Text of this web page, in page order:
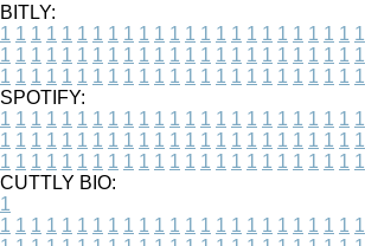
BITLY:
1 1 1 1 1 1 1 1 1 1 1 1 1 1 1 1 1 1 1 1 1 1 1 1
1 1 1 1 1 1 1 1 1 1 1 1 1 1 1 1 1 1 1 1 1 1 1 1
1 1 1 1 1 1 1 1 1 1 1 1 1 1 1 1 1 1 1 1 1 1 1 1
SPOTIFY:
1 1 1 1 1 1 1 1 1 1 1 1 1 1 1 1 1 1 1 1 1 1 1 1
1 1 1 1 1 1 1 1 1 1 1 1 1 1 1 1 1 1 1 1 1 1 1 1
1 1 1 1 1 1 1 1 1 1 1 1 1 1 1 1 1 1 1 1 1 1 1 1
CUTTLY BIO:
1
1 1 1 1 1 1 1 1 1 1 1 1 1 1 1 1 1 1 1 1 1 1 1 1